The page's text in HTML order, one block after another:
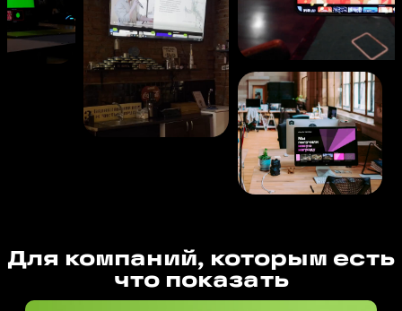
Для компаний, которым есть
что показать